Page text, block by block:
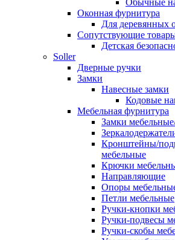
Обычные
Оконная фурнитура
Для деревянных
Сопутствующие
Детская
Soller
Дверные ручки
Замки
Навесные замки
Кодовые
Мебельная фурнитура
Замки
Кронштейны/
мебельные
Крючки
Направляющие
Опоры
Петли мебельные
Ручки-кнопки
Ручки-подвесы
Ручки-скобы